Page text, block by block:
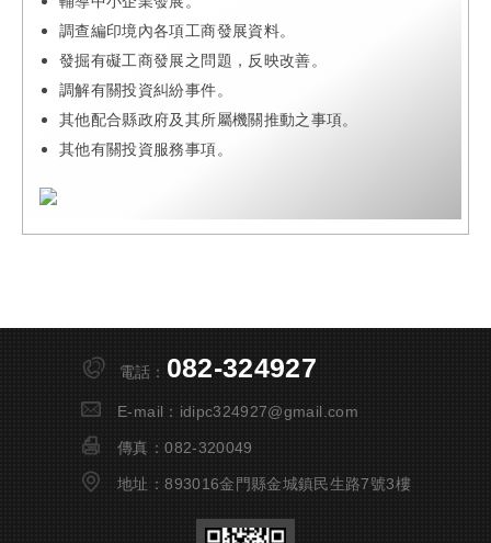
調查編印境內各項工商發展資料。
發掘有礙工商發展之問題，反映改善。
調解有關投資糾紛事件。
其他配合縣政府及其所屬機關推動之事項。
其他有關投資服務事項。
電話： 082-324927
E-mail： idipc324927@gmail.com
傳真：082-320049
地址：893016金門縣金城鎮民生路7號3樓